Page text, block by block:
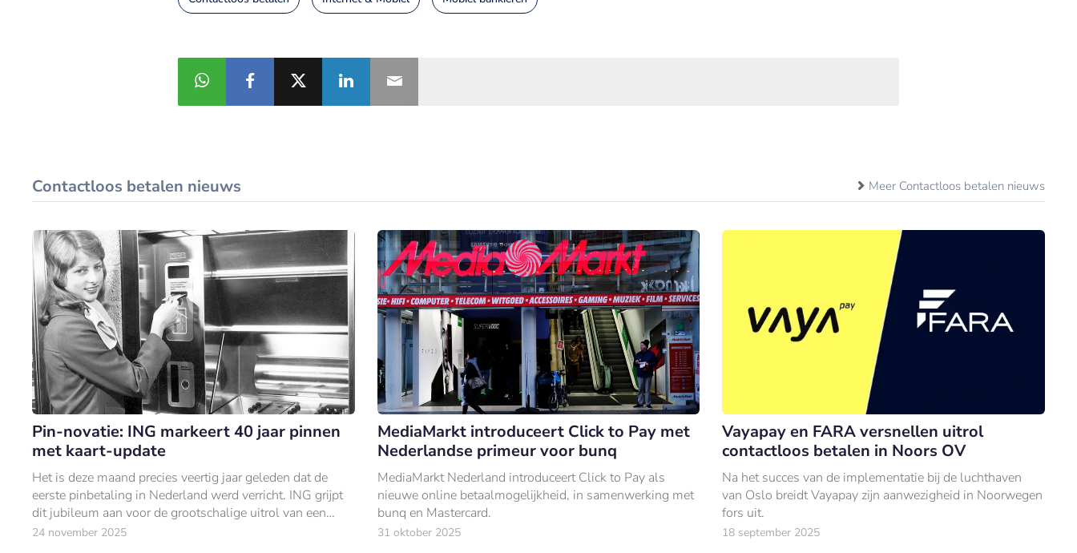
Contactloos betalen nieuws Meer Contactloos betalen nieuws
Pin-novatie: ING markeert 40 jaar pinnen
met kaart-update
Het is deze maand precies veertig jaar geleden dat de
eerste pinbetaling in Nederland werd verricht. ING grijpt
dit jubileum aan voor de grootschalige uitrol van een
vernieuwde betaalpas.
24 november 2025
MediaMarkt introduceert Click to Pay met
Nederlandse primeur voor bunq
MediaMarkt Nederland introduceert Click to Pay als
nieuwe online betaalmogelijkheid, in samenwerking met
bunq en Mastercard.
31 oktober 2025
Vayapay en FARA versnellen uitrol
contactloos betalen in Noors OV
Na het succes van de implementatie bij de luchthaven
van Oslo breidt Vayapay zijn aanwezigheid in Noorwegen
fors uit.
18 september 2025